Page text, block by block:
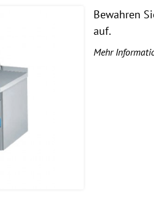
Bewahren
auf.
Mehr